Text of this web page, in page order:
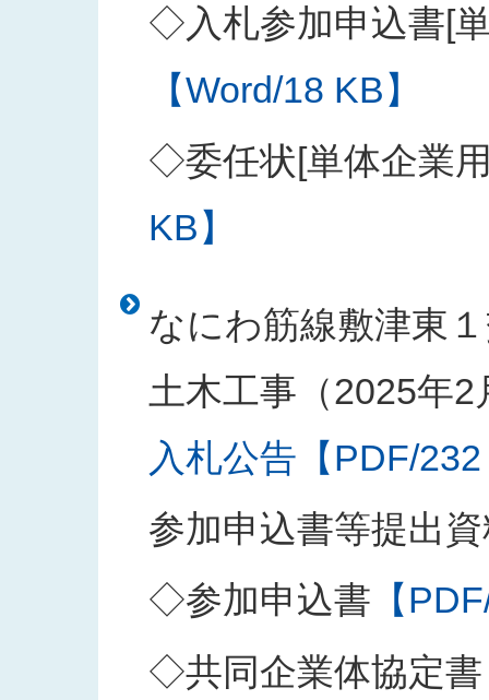
◇入札参加申込書[
【Word/18 KB】
◇委任状[単体企業
KB】
なにわ筋線敷津東
土木工事（2025年2
入札公告【PDF/
参加申込書等提出
◇参加申込書 【
◇共同企業体協定書